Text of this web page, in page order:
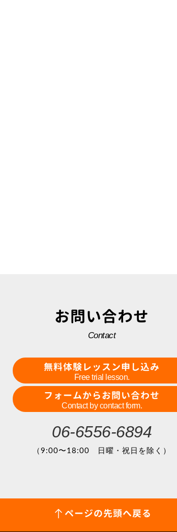
お問い合わせ
Contact
無料体験レッスン申し込み
Free trial lesson.
フォームからお問い合わせ
Contact by contact form.
06-6556-6894
（9:00〜18:00 日曜・祝日を除く）
ページの先頭へ戻る